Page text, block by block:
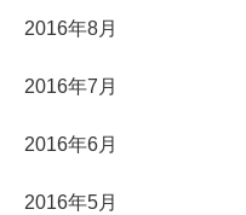
2016年8月
2016年7月
2016年6月
2016年5月